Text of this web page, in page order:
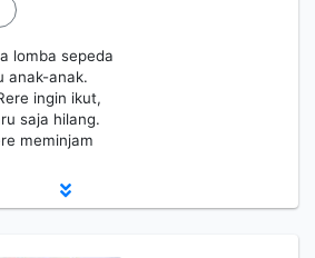
lomba sepeda
anak-anak.
ingin ikut,
saja hilang.
meminjam